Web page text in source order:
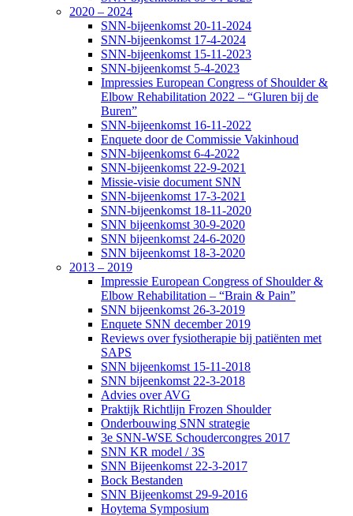
2020 – 2024
SNN-bijeenkomst 20-11-2024
SNN-bijeenkomst 17-4-2024
SNN-bijeenkomst 15-11-2023
SNN-bijeenkomst 5-4-2023
Impressies European Congress of Shoulder &
Elbow Rehabilitation 2022 – “Gluren bij de
Buren”
SNN-bijeenkomst 16-11-2022
Enquete door de Commissie Vakinhoud
SNN-bijeenkomst 6-4-2022
SNN-bijeenkomst 22-9-2021
Missie-visie document SNN
SNN-bijeenkomst 17-3-2021
SNN-bijeenkomst 18-11-2020
SNN bijeenkomst 30-9-2020
SNN bijeenkomst 24-6-2020
SNN bijeenkomst 18-3-2020
2013 – 2019
Impressie European Congress of Shoulder &
Elbow Rehabilitation – “Brain & Pain”
SNN bijeenkomst 26-3-2019
Enquete SNN december 2019
Reviews over fysiotherapie bij patiënten met
SAPS
SNN bijeenkomst 15-11-2018
SNN bijeenkomst 22-3-2018
Advies over AVG
Praktijk Richtlijn Frozen Shoulder
Onderbouwing SNN strategie
3e SNN-WSE Schoudercongres 2017
SNN KR model / 3S
SNN Bijeenkomst 22-3-2017
Bock Bestanden
SNN Bijeenkomst 29-9-2016
Hoytema Symposium